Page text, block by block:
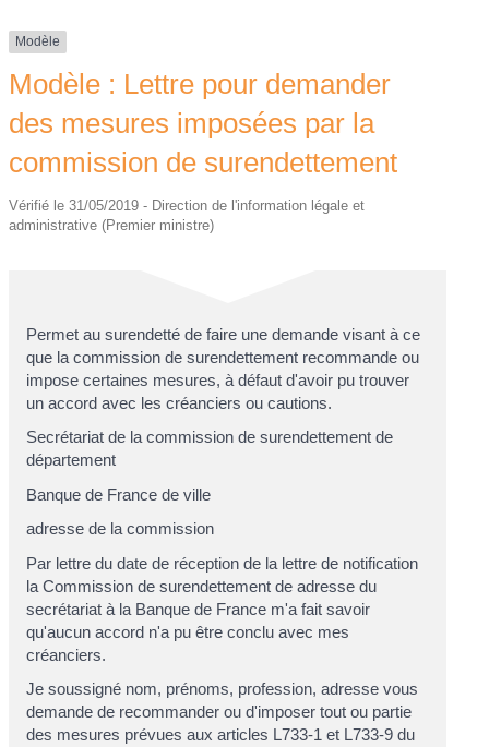
Modèle
Modèle : Lettre pour demander
des mesures imposées par la
commission de surendettement
Vérifié le 31/05/2019 - Direction de l'information légale et
administrative (Premier ministre)
Permet au surendetté de faire une demande visant à ce
que la commission de surendettement recommande ou
impose certaines mesures, à défaut d'avoir pu trouver
un accord avec les créanciers ou cautions.
Secrétariat de la commission de surendettement de
département
Banque de France deville
adresse de la commission
Par lettre dudate de réception de la lettre de notification
la Commission de surendettement deadresse du
secrétariat à la Banque de France m'a fait savoir
qu'aucun accord n'a pu être conclu avec mes
créanciers.
Je soussigné nom, prénoms, profession, adresse vous
demande de recommander ou d'imposer tout ou partie
des mesures prévues aux articles L733-1 et L733-9 du